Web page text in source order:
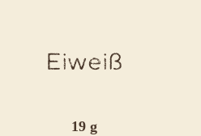
und
Eiweiß
19 g